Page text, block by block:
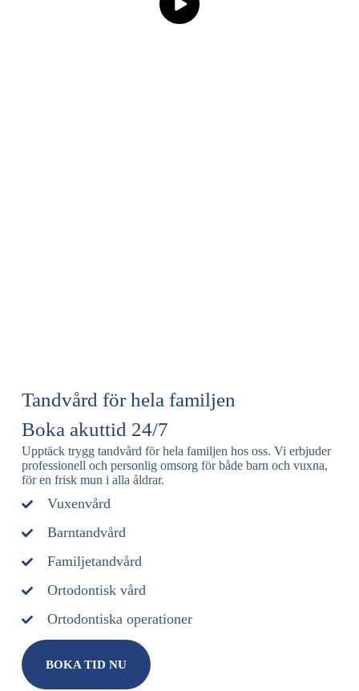
Tandvård för hela familjen
Boka akuttid 24/7
Upptäck trygg tandvård för hela familjen hos oss. Vi erbjuder
professionell och personlig omsorg för både barn och vuxna,
för en frisk mun i alla åldrar.
Vuxenvård
Barntandvård
Familjetandvård
Ortodontisk vård
Ortodontiska operationer
BOKA TID NU